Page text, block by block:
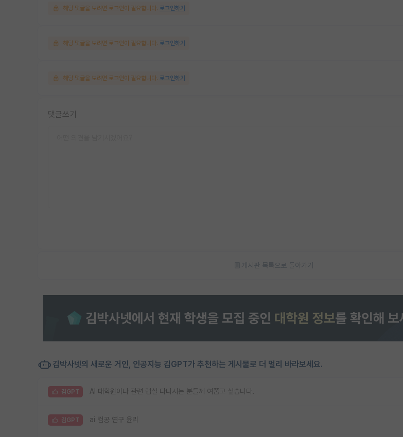
해당 댓글을 보려면 로그인이 필요합니다. 로그인하기
해당 댓글을 보려면 로그인이 필요합니다. 로그인하기
해당 댓글을 보려면 로그인이 필요합니다. 로그인하기
댓글쓰기
게시판 목록으로 돌아가기
김박사넷의 새로운 거인, 인공지능 김GPT가 추천하는 게시물로 더 멀리 바라보세요.
김GPT AI 대학원이나 관련 랩실 다니시는 분들께 여쭙고 싶습니다.
김GPT ai 컴공 연구 윤리